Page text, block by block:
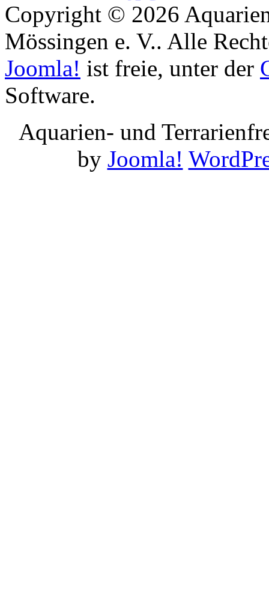
Copyright © 2026
Mössingen e. V.. Alle
Joomla! ist freie, unter der
Software.
Aquarien- und
by Joomla!